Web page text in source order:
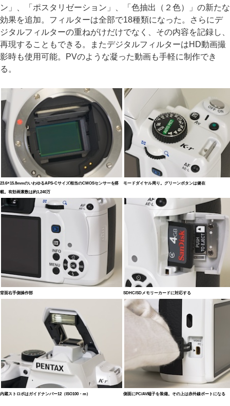
ン」、「ポスタリゼーション」、「色抽出（２色）」の新たな
効果を追加。フィルターは全部で18種類になった。さらにデ
ジタルフィルターの重ねがけだけでなく、その内容を記録し、
再現することもできる。またデジタルフィルターはHD動画撮
影時も使用可能。PVのような凝った動画も手軽に制作でき
る。
23.6×15.8mmのいわゆるAPS-Cサイズ相当のCMOSセンサーを搭
載。有効画素数は約1,240万
モードダイヤル周り。グリーンボタンは健在
背面右手側操作部 SDHC/SDメモリーカードに対応する
内蔵ストロボはガイドナンバー12（ISO100・m） 側面にPC/AV端子を装備。その上は赤外線ポートになる